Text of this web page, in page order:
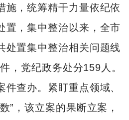
施，统筹精干力量依纪依
置，集中整治以来，全市
处置集中整治相关问题线
，党纪政务处分159人。
查办。紧盯重点领域、
”，该立案的果断立案，